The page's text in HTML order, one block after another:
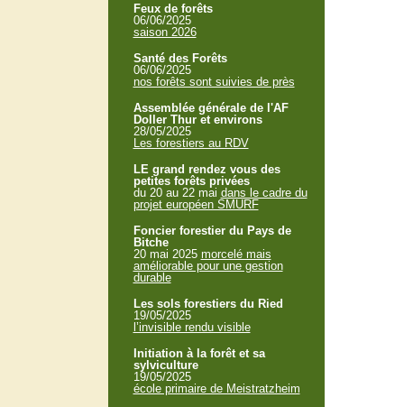
Feux de forêts
06/06/2025
saison 2026
Santé des Forêts
06/06/2025
nos forêts sont suivies de près
Assemblée générale de l'AF
Doller Thur et environs
28/05/2025
Les forestiers au RDV
LE grand rendez vous des
petites forêts privées
du 20 au 22 mai dans le cadre du
projet européen SMURF
Foncier forestier du Pays de
Bitche
20 mai 2025 morcelé mais
améliorable pour une gestion
durable
Les sols forestiers du Ried
19/05/2025
l’invisible rendu visible
Initiation à la forêt et sa
sylviculture
19/05/2025
école primaire de Meistratzheim